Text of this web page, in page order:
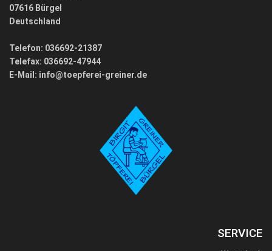
07616 Bürgel
Deutschland
Telefon: 036692-21387
Telefax: 036692-47944
E-Mail: info@toepferei-greiner.de
SERVICE